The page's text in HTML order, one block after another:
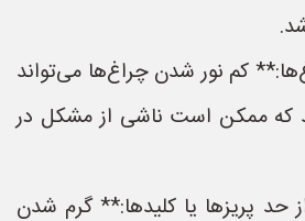
کم نور شدن چراغ‌ها می‌تواند
که ممکن است ناشی از مشکل در
پریزها یا کلیدها:** گرم شدن